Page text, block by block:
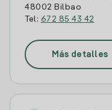
48002 Bilbao
Tel: 672 85 43 42
Más detalles